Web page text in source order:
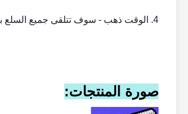
4. الوقت ذهب - سوف تتلقى جميع السلع بالضبط في الوقت المحدد.
صورة المنتجات: